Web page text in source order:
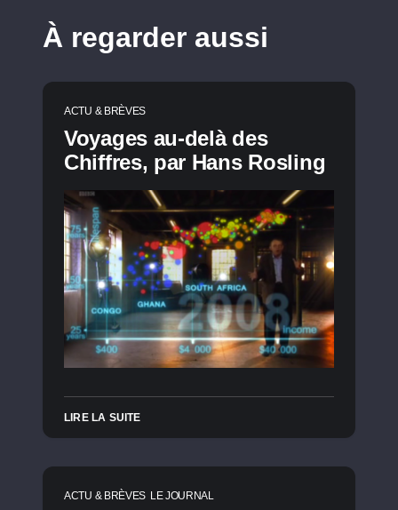
À regarder aussi
ACTU & BRÈVES
Voyages au-delà des
Chiffres, par Hans Rosling
LIRE LA SUITE
ACTU & BRÈVES LE JOURNAL